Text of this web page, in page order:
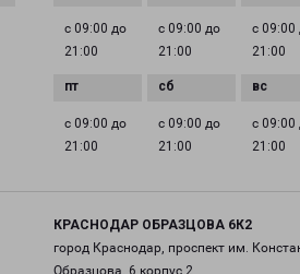
с 09:00 до
21:00
с 09:00 до
21:00
с 09:00
21:00
с 09:00 до
21:00
с 09:00 до
21:00
с 09:00
21:00
КРАСНОДАР ОБРАЗЦОВА 6К2
город Краснодар, проспект им.
Образцова, 6 корпус 2